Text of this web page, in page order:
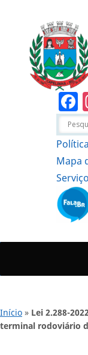
Mapa
Início » Lei 2.288-
terminal rodoviário